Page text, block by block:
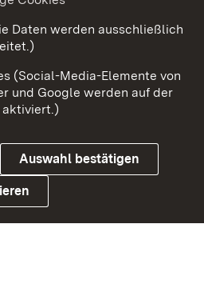
Kontakt
Datenschutz
Daten werden ausschließlich
(Social-Media-Elemente von
und Google werden auf der
aktiviert.)
Auswahl bestätigen